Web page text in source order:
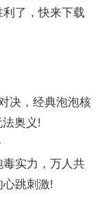
了，快来下载
决，经典泡泡核
奥义!
实力，万人共
心跳刺激!